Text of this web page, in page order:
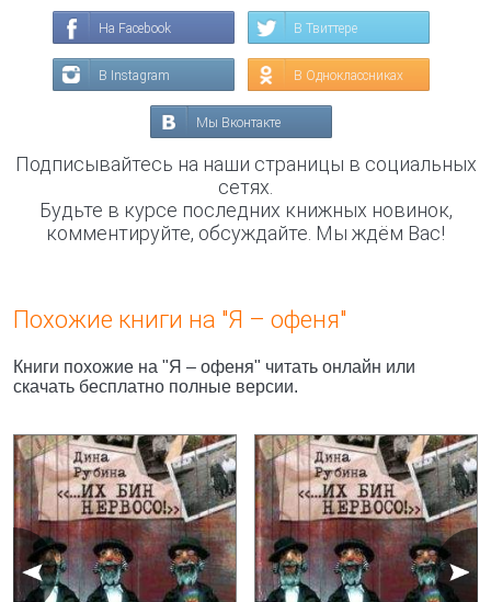
На Facebook В Твиттере
В Instagram В Одноклассниках
Мы Вконтакте
Подписывайтесь на наши страницы в социальных
сетях.
Будьте в курсе последних книжных новинок,
комментируйте, обсуждайте. Мы ждём Вас!
Похожие книги на "Я – офеня"
Книги похожие на "Я – офеня" читать онлайн или
скачать бесплатно полные версии.